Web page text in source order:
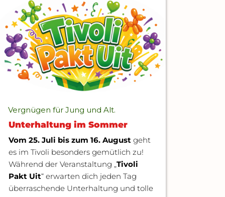
Vergnügen für Jung und Alt.
Unterhaltung im Sommer
Vom 25. Juli bis zum 16. August geht
es im Tivoli besonders gemütlich zu!
Während der Veranstaltung „Tivoli
Pakt Uit“ erwarten dich jeden Tag
überraschende Unterhaltung und tolle